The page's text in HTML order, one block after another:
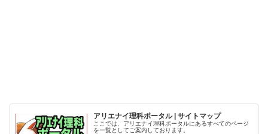
アリエナイ理科ポータル | サイトマップ
ここでは、アリエナイ理科ポータルにあるすべてのページ
を一覧としてご案内しております。